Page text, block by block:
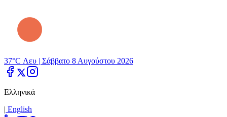
37°C Λευ | Σάββατο 8 Αυγούστου 2026
Ελληνικά
| Εnglish